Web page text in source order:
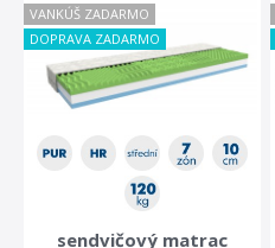
VANKÚŠ ZADARMO
DOPRAVA ZADARMO
sendvičový matrac